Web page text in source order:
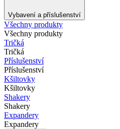
Vybavení a příslušenství
Všechny produkty
Všechny produkty
Tričká
Tričká
Příslušenství
Příslušenství
Kšiltovky
Kšiltovky
Shakery
Shakery
Expandery
Expandery